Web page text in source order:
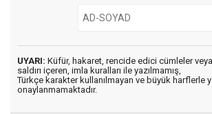
UYARI: Küfür, hakaret, rencide edici cümleler
saldırı içeren, imla kuralları ile yazılmamış,
Türkçe karakter kullanılmayan ve büyük harflerle
onaylanmamaktadır.